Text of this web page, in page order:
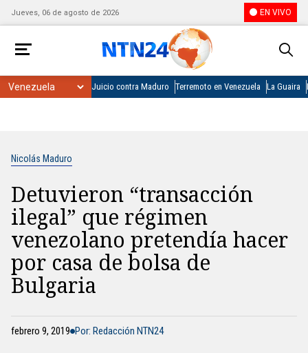
Jueves, 06 de agosto de 2026 EN VIVO
Juicio contra Maduro Terremoto en Venezuela La Guaira
Nicolás Maduro
Detuvieron “transacción
ilegal” que régimen
venezolano pretendía hacer
por casa de bolsa de
Bulgaria
febrero 9, 2019 Por: Redacción NTN24